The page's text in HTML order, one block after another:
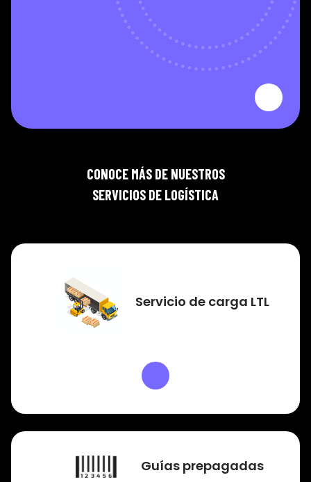
CONOCE MÁS DE NUESTROS
SERVICIOS DE LOGÍSTICA
Servicio de carga LTL
Guías prepagadas